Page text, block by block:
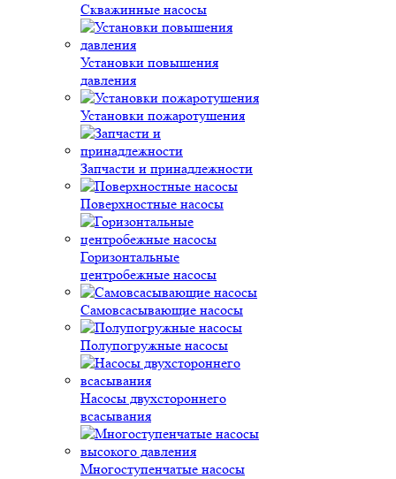
Скважинные насосы
Установки повышения
давления
Установки пожаротушения
Запчасти и принадлежности
Поверхностные насосы
Горизонтальные
центробежные насосы
Самовсасывающие насосы
Полупогружные насосы
Насосы двухстороннего
всасывания
Многоступенчатые насосы